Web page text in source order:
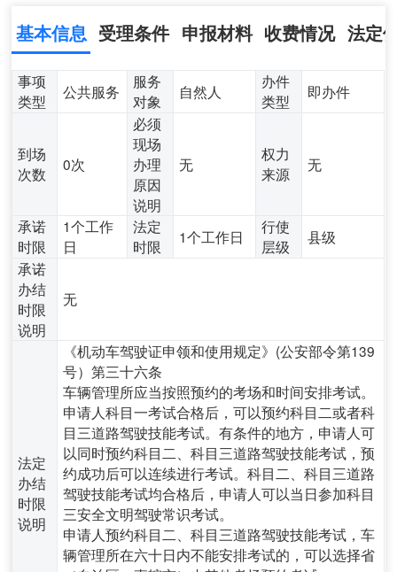
基本信息 受理条件 申报材料 收费情况 法定
事项
类型
公共服务
服务
对象
自然人
办件
类型
即办件
到场
次数
0次
必须
现场
办理
原因
说明
无
权力
来源
无
承诺
时限
1个工作
日
法定
时限
1个工作日
行使
层级
县级
承诺
办结
时限
说明
无
法定
办结
时限
说明
《机动车驾驶证申领和使用规定》(公安部令第139
号）第三十六条
车辆管理所应当按照预约的考场和时间安排考试。
申请人科目一考试合格后，可以预约科目二或者科
目三道路驾驶技能考试。有条件的地方，申请人可
以同时预约科目二、科目三道路驾驶技能考试，预
约成功后可以连续进行考试。科目二、科目三道路
驾驶技能考试均合格后，申请人可以当日参加科目
三安全文明驾驶常识考试。
申请人预约科目二、科目三道路驾驶技能考试，车
辆管理所在六十日内不能安排考试的，可以选择省